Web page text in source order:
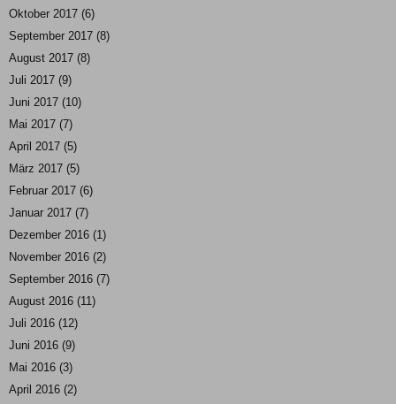
Oktober 2017 (6)
September 2017 (8)
August 2017 (8)
Juli 2017 (9)
Juni 2017 (10)
Mai 2017 (7)
April 2017 (5)
März 2017 (5)
Februar 2017 (6)
Januar 2017 (7)
Dezember 2016 (1)
November 2016 (2)
September 2016 (7)
August 2016 (11)
Juli 2016 (12)
Juni 2016 (9)
Mai 2016 (3)
April 2016 (2)